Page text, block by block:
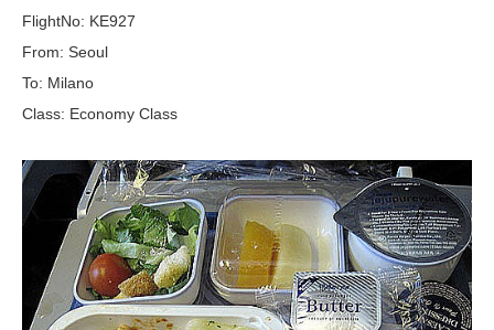
FlightNo: KE927
From: Seoul
To: Milano
Class: Economy Class